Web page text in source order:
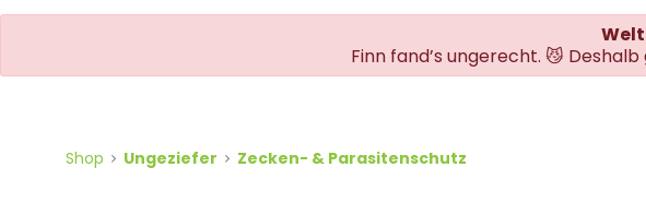
Finn fand’s ungerecht. 😼 Deshalb
Shop Ungeziefer Zecken- & Parasitenschutz